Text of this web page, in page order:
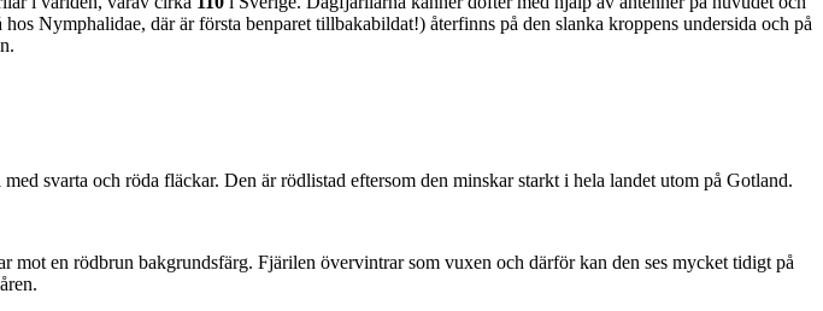
Nymphalidae, där är första benparet tillbakabildat!) återfinns på den slanka kroppens undersida och på
svarta och röda fläckar. Den är rödlistad eftersom den minskar starkt i hela landet utom på Gotland.
en rödbrun bakgrundsfärg. Fjärilen övervintrar som vuxen och därför kan den ses mycket tidigt på